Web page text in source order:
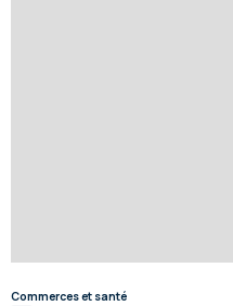
Commerces et santé